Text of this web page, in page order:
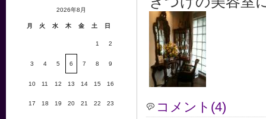
コメント(4)
2026年8月
月 火 水 木 金 土 日
1 2
3 4 5 6 7 8 9
10 11 12 13 14 15 16
17 18 19 20 21 22 23